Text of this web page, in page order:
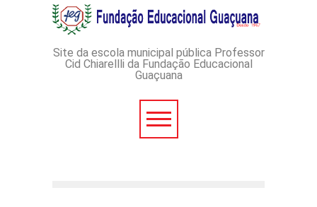
IMPRESSOS
AVISO DE DISPENSA DE
LICITAÇÃO - DISPENSA DE
LICITAÇÃO Nº 53/2026-
ADMINISTRATIVO Nº
Site da escola municipal pública Professor
Cid Chiarellli da Fundação Educacional
Guaçuana